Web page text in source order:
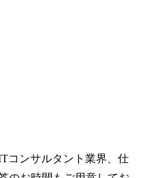
コンサルタント業界、仕